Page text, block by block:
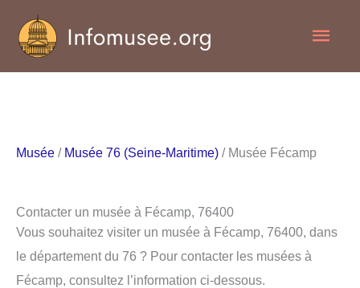
contenu
Musée / Musée 76 (Seine-Maritime) / Musée Fécamp
Contacter un musée à Fécamp, 76400
Vous souhaitez visiter un musée à Fécamp, 76400, dans
le département du 76 ? Pour contacter les musées à
Fécamp, consultez l’information ci-dessous.